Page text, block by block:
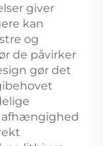
giver
kan
og
de påvirker
gør det